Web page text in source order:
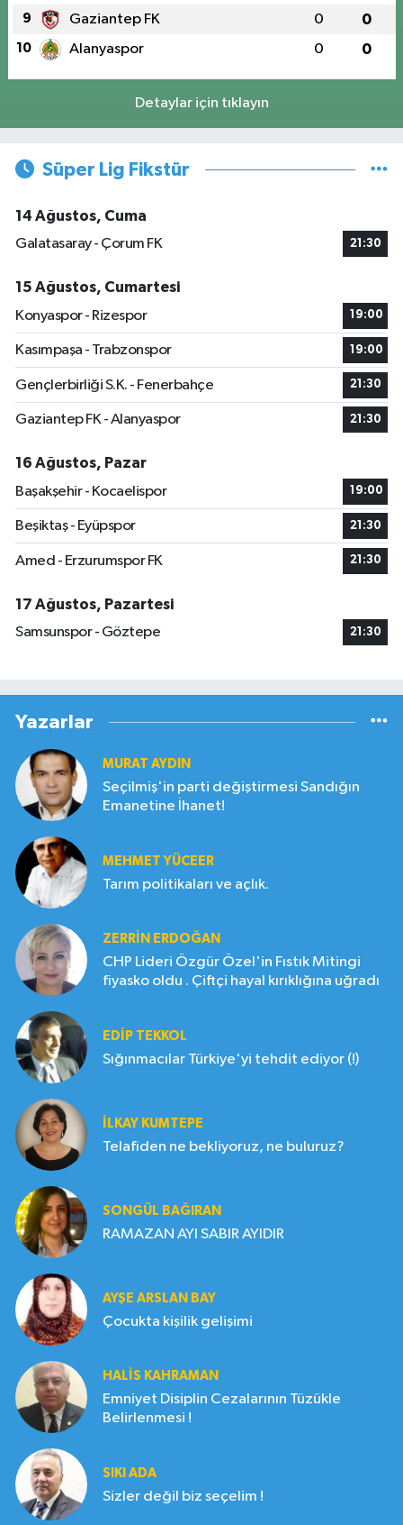
9 Gaziantep FK 0 0
10 Alanyaspor 0 0
Detaylar için tıklayın
Süper Lig Fikstür
14 Ağustos, Cuma
Galatasaray - Çorum FK
21:30
15 Ağustos, Cumartesi
Konyaspor - Rizespor
19:00
Kasımpaşa - Trabzonspor 19:00
Gençlerbirliği S.K. - Fenerbahçe 21:30
Gaziantep FK - Alanyaspor 21:30
16 Ağustos, Pazar
Başakşehir - Kocaelispor
19:00
Beşiktaş - Eyüpspor 21:30
Amed - Erzurumspor FK 21:30
17 Ağustos, Pazartesi
Samsunspor - Göztepe
21:30
Yazarlar
MURAT AYDIN
Seçilmiş'in parti değiştirmesi Sandığın
Emanetine İhanet!
MEHMET YÜCEER
Tarım politikaları ve açlık.
ZERRIN ERDOĞAN
CHP Lideri Özgür Özel'in Fıstık Mitingi
fiyasko oldu . Çiftçi hayal kırıklığına uğradı
EDIP TEKKOL
Sığınmacılar Türkiye'yi tehdit ediyor (!)
İLKAY KUMTEPE
Telafiden ne bekliyoruz, ne buluruz?
SONGÜL BAĞIRAN
RAMAZAN AYI SABIR AYIDIR
AYŞE ARSLAN BAY
Çocukta kişilik gelişimi
HALIS KAHRAMAN
Emniyet Disiplin Cezalarının Tüzükle
Belirlenmesi !
SIKI ADA
Sizler değil biz seçelim !